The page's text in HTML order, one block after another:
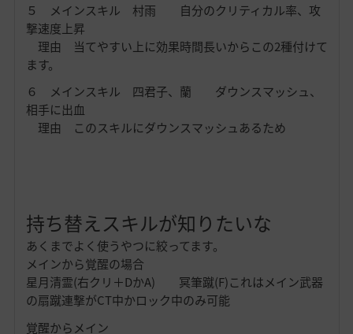
５ メインスキル 村雨 自分のクリティカル率、攻
撃速度上昇
理由 当てやすい上に効果時間長いからこの2種付けて
ます。
６ メインスキル 四君子、蘭 ダウンスマッシュ、
相手に出血
理由 このスキルにダウンスマッシュあるため
持ち替えスキルが知りたいな
あくまでよく使うやつに絞ってます。
メインから覚醒の場合
星月清霊(右クリ＋DかA) 冥筆蹴(F)これはメイン武器
の扇蹴連撃がCT中かロック中のみ可能
覚醒からメイン